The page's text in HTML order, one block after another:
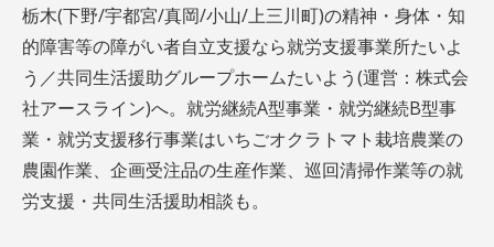
栃木(下野/宇都宮/真岡/小山/上三川町)の精神・身体・知
的障害等の障がい者自立支援なら就労支援事業所たいよ
う／共同生活援助グループホームたいよう(運営：株式会
社アースライン)へ。就労継続A型事業・就労継続B型事
業・就労支援移行事業はいちごオクラトマト栽培農業の
農園作業、企画受注品の生産作業、巡回清掃作業等の就
労支援・共同生活援助相談も。